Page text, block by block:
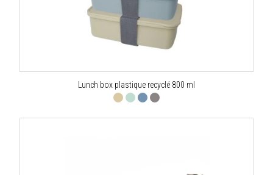
Lunch box plastique recyclé 800 ml